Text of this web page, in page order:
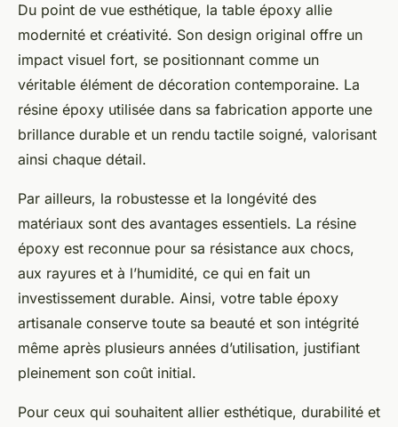
Du point de vue esthétique, la table époxy allie
modernité et créativité. Son design original offre un
impact visuel fort, se positionnant comme un
véritable élément de décoration contemporaine. La
résine époxy utilisée dans sa fabrication apporte une
brillance durable et un rendu tactile soigné, valorisant
ainsi chaque détail.
Par ailleurs, la robustesse et la longévité des
matériaux sont des avantages essentiels. La résine
époxy est reconnue pour sa résistance aux chocs,
aux rayures et à l’humidité, ce qui en fait un
investissement durable. Ainsi, votre table époxy
artisanale conserve toute sa beauté et son intégrité
même après plusieurs années d’utilisation, justifiant
pleinement son coût initial.
Pour ceux qui souhaitent allier esthétique, durabilité et